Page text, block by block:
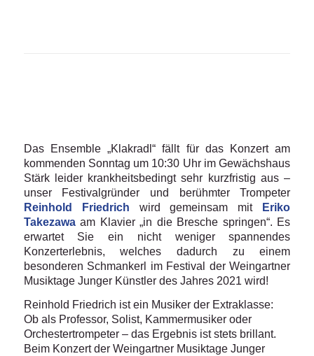
Das Ensemble „Klakradl“ fällt für das Konzert am
kommenden Sonntag um 10:30 Uhr im Gewächshaus
Stärk leider krankheitsbedingt sehr kurzfristig aus –
unser Festivalgründer und berühmter Trompeter
Reinhold Friedrich wird gemeinsam mit
Eriko
Takezawaam Klavier „in die Bresche springen“. Es
erwartet Sie ein nicht weniger spannendes
Konzerterlebnis, welches dadurch zu einem
besonderen Schmankerl im Festival der Weingartner
Musiktage Junger Künstler des Jahres 2021 wird!
Reinhold Friedrich ist ein Musiker der Extraklasse:
Ob als Professor, Solist, Kammermusiker oder
Orchestertrompeter – das Ergebnis ist stets brillant.
Beim Konzert der Weingartner Musiktage Junger